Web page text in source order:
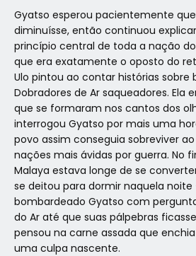
Gyatso esperou pacientemente
diminuísse, então continuou
princípio central de toda a nação
que era exatamente o oposto do
Ulo pintou ao contar histórias sobre
Dobradores de Ar saqueadores. Ela
que se formaram nos cantos dos
interrogou Gyatso por mais uma
povo assim conseguia sobreviver
nações mais ávidas por guerra. No
Malaya estava longe de se
se deitou para dormir naquela
bombardeado Gyatso com
do Ar até que suas pálpebras
pensou na carne assada que
uma culpa nascente.